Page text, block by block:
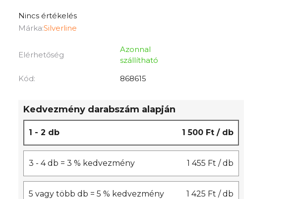
A
termék
értékelése
ből
Nincs értékelés
Márka:Silverline
Elérhetőség
Azonnal
szállítható
Kód:
868615
Kedvezmény darabszám alapján
1 - 2 db 1 500 Ft / db
3 - 4 db = 3 % kedvezmény 1 455 Ft / db
5 vagy több db = 5 % kedvezmény 1 425 Ft / db